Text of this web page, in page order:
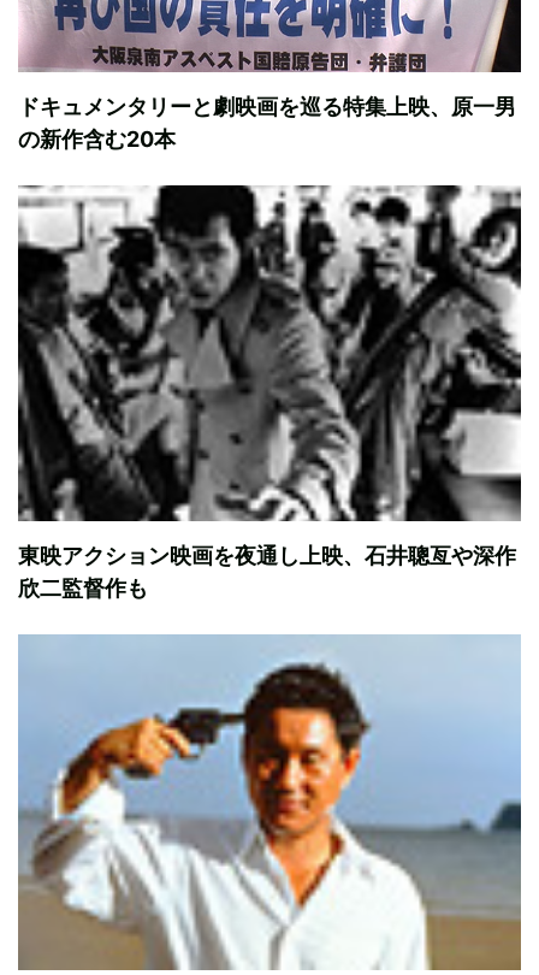
ドキュメンタリーと劇映画を巡る特集上映、原一男
の新作含む20本
東映アクション映画を夜通し上映、石井聰亙や深作
欣二監督作も